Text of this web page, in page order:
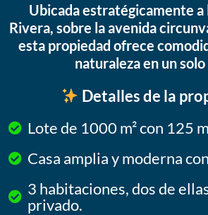
Ubicada estratégicamente a
Rivera, sobre la avenida
esta propiedad ofrece
naturaleza en un solo
Detalles de la
Lote de 1000 m² con 125
Casa amplia y moderna
3 habitaciones, dos de
privado.